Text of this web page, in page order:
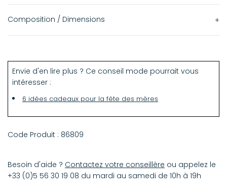
Composition / Dimensions
Envie d'en lire plus ? Ce conseil mode pourrait vous
intéresser :
6 idées cadeaux pour la fête des mères
Code Produit : 86809
Besoin d'aide ? Contactez votre conseillère ou appelez le
+33 (0)5 56 30 19 08 du mardi au samedi de 10h à 19h